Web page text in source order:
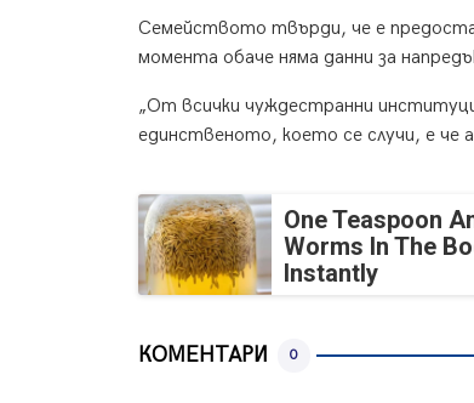
Семейството твърди, че е
момента обаче няма данни за
„От всички чуждестранни
единственото, което се случи, е
One Teaspoon
Worms In The
Instantly
КОМЕНТАРИ 0